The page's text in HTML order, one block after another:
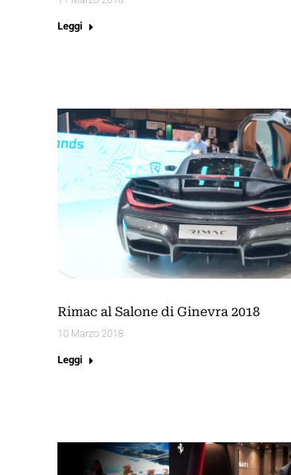
Leggi
Rimac al Salone di Ginevra 2018
10 Marzo 2018
Leggi